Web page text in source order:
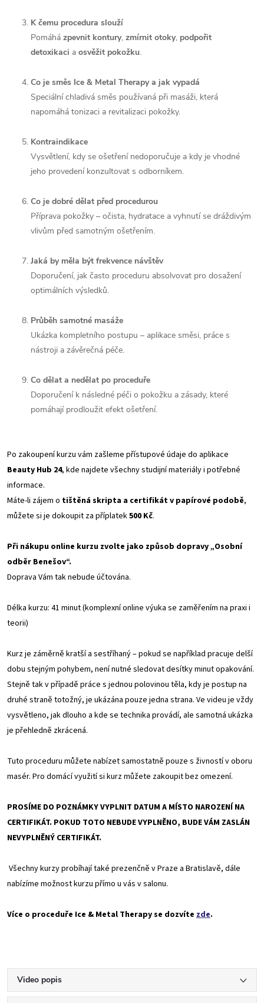
K čemu procedura slouží
Pomáhá zpevnit kontury, zmírnit otoky, podpořit
detoxikaci a osvěžit pokožku.
Co je směs Ice & Metal Therapy a jak vypadá
Speciální chladivá směs používaná při masáži, která
napomáhá tonizaci a revitalizaci pokožky.
Kontraindikace
Vysvětlení, kdy se ošetření nedoporučuje a kdy je vhodné
jeho provedení konzultovat s odborníkem.
Co je dobré dělat před procedurou
Příprava pokožky – očista, hydratace a vyhnutí se dráždivým
vlivům před samotným ošetřením.
Jaká by měla být frekvence návštěv
Doporučení, jak často proceduru absolvovat pro dosažení
optimálních výsledků.
Průběh samotné masáže
Ukázka kompletního postupu – aplikace směsi, práce s
nástroji a závěrečná péče.
Co dělat a nedělat po proceduře
Doporučení k následné péči o pokožku a zásady, které
pomáhají prodloužit efekt ošetření.
Po zakoupení kurzu vám zašleme přístupové údaje do aplikace
Beauty Hub 24, kde najdete všechny studijní materiály i potřebné
informace.
Máte-li zájem o tištěná skripta a certifikát v papírové podobě,
můžete si je dokoupit za příplatek500 Kč.
Při nákupu online kurzu zvolte jako způsob dopravy „Osobní
odběr Benešov“.
Doprava Vám tak nebude účtována.
Délka kurzu: 41 minut (komplexní online výuka se zaměřením na praxi i
teorii)
Kurz je záměrně kratší a sestříhaný – pokud se například pracuje delší
dobu stejným pohybem, není nutné sledovat desítky minut opakování.
Stejně tak v případě práce s jednou polovinou těla, kdy je postup na
druhé straně totožný, je ukázána pouze jedna strana. Ve videu je vždy
vysvětleno, jak dlouho a kde se technika provádí, ale samotná ukázka
je přehledně zkrácená.
Tuto proceduru můžete nabízet samostatně pouze s živností v oboru
masér. Pro domácí využití si kurz můžete zakoupit bez omezení.
PROSÍME DO POZNÁMKY VYPLNIT DATUM A MÍSTO NAROZENÍ NA
CERTIFIKÁT. POKUD TOTO NEBUDE VYPLNĚNO, BUDE VÁM ZASLÁN
NEVYPLNĚNÝ CERTIFIKÁT.
Všechny kurzy probíhají také prezenčně v Praze a Bratislavě, dále
nabízíme možnost kurzu přímo u vás v salonu.
Více o proceduře Ice & Metal Therapy se dozvíte zde.
Video popis